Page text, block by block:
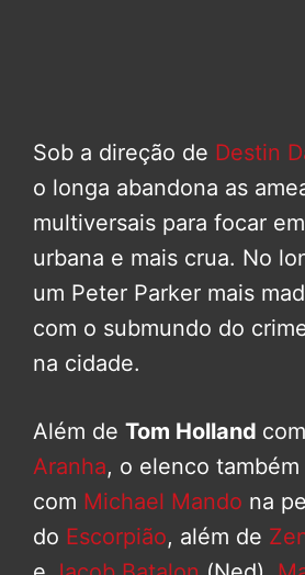
Sob a direção de Destin
o longa abandona as
multiversais para focar
urbana e mais crua. No
um Peter Parker mais
com o submundo do
na cidade.
Além de Tom Holland
Aranha, o elenco
com Michael Mando na
do Escorpião, além de